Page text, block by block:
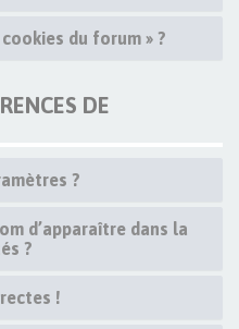
du forum » ?
DE
?
d’apparaître dans la
?
!